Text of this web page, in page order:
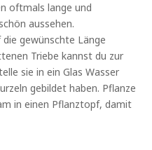
oftmals lange und
aussehen.
gewünschte Länge
Triebe kannst du zur
sie in ein Glas Wasser
gebildet haben. Pflanze
in einen Pflanztopf, damit